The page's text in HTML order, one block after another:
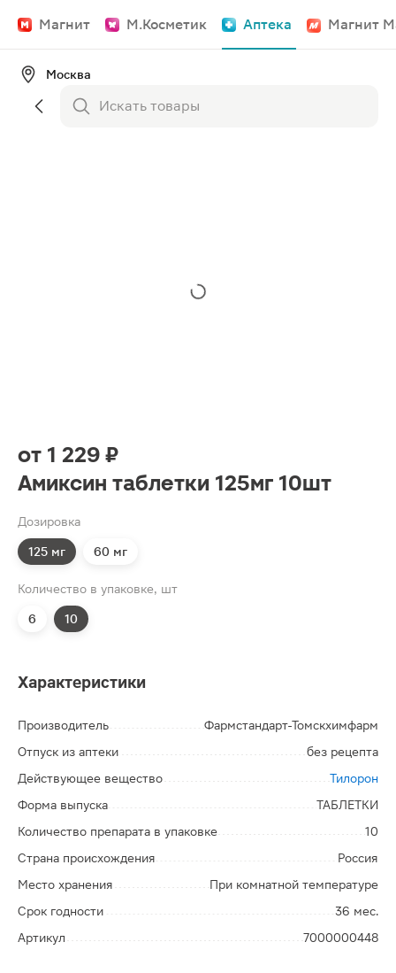
Магнит М.Косметик Аптека Магнит
Москва
от 1 229 ₽
Амиксин таблетки 125мг 10шт
Дозировка
125 мг 60 мг
Количество в упаковке, шт
6 10
Характеристики
Производитель
Фармстандарт-Томскхимфарм
Отпуск из аптеки
без рецепта
Действующее вещество
Тилорон
Форма выпуска
ТАБЛЕТКИ
Количество препарата в упаковке
10
Страна происхождения
Россия
Место хранения
При комнатной температуре
Срок годности
36 мес.
Артикул
7000000448